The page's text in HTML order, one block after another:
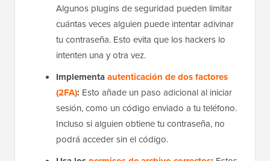
Algunos plugins de seguridad pueden limitar
cuántas veces alguien puede intentar adivinar
tu contraseña. Esto evita que los hackers lo
intenten una y otra vez.
Implementaautenticación de dos factores
(2FA): Esto añade un paso adicional al iniciar
sesión, como un código enviado a tu teléfono.
Incluso si alguien obtiene tu contraseña, no
podrá acceder sin el código.